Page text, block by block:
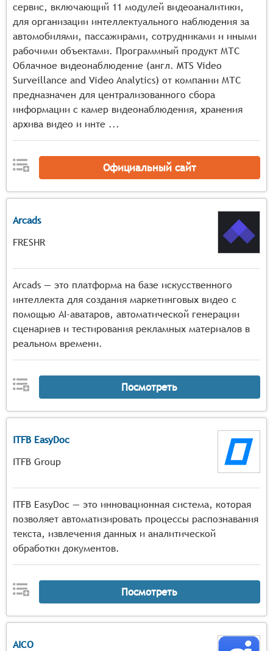
сервис, включающий 11 модулей видеоаналитики,
для организации интеллектуального наблюдения за
автомобилями, пассажирами, сотрудниками и иными
рабочими объектами. Программный продукт МТС
Облачное видеонаблюдение (англ. MTS Video
Surveillance and Video Analytics) от компании МТС
предназначен для централизованного сбора
информации с камер видеонаблюдения, хранения
архива видео и инте ...
Официальный сайт
Arcads
FRESHR
Arcads — это платформа на базе искусственного
интеллекта для создания маркетинговых видео с
помощью AI-аватаров, автоматической генерации
сценариев и тестирования рекламных материалов в
реальном времени.
Посмотреть
ITFB EasyDoc
ITFB Group
ITFB EasyDoc — это инновационная система, которая
позволяет автоматизировать процессы распознавания
текста, извлечения данных и аналитической
обработки документов.
Посмотреть
AICO